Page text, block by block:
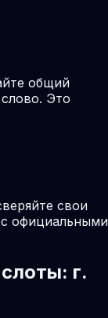
общий
Это
свои
официальными
г.